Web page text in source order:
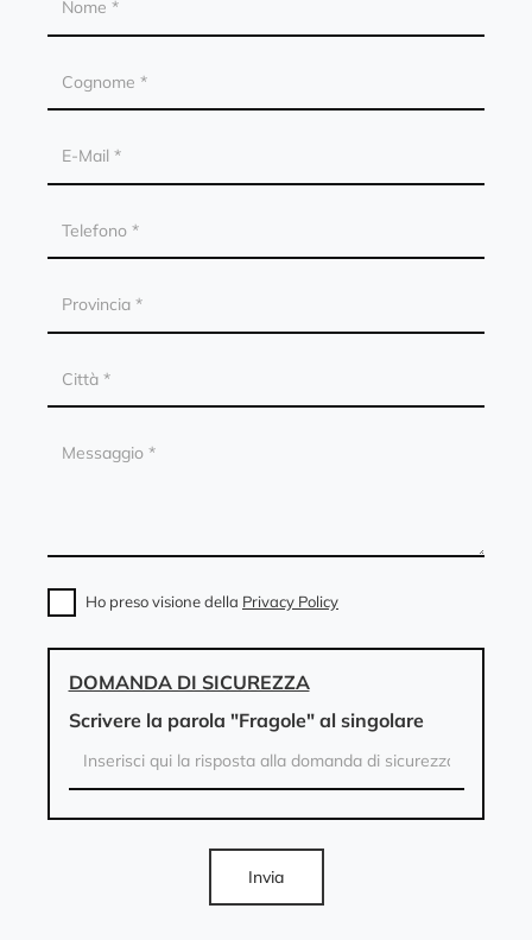
Ho preso visione della Privacy Policy
DOMANDA DI SICUREZZA
Scrivere la parola "Fragole" al singolare
Invia